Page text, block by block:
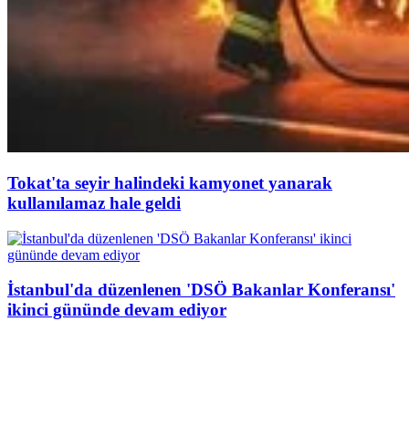
Tokat'ta seyir halindeki kamyonet yanarak
kullanılamaz hale geldi
İstanbul'da düzenlenen 'DSÖ Bakanlar Konferansı'
ikinci gününde devam ediyor